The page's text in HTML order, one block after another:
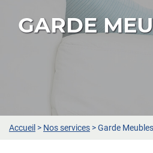
GARDE
Accueil > Nos services >Garde